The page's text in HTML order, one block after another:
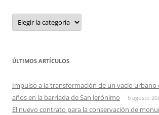
Categorias
ÚLTIMOS ARTÍCULOS
Impulso a la transformación de un vacío urbano
años en la barriada de San Jerónimo
6 agosto
El nuevo contrato para la conservación de